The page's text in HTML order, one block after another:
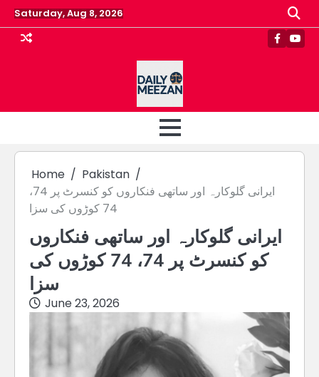
Skip
to
content
Saturday, Aug 8, 2026
Home
Pakistan
ایرانی گلوکارہ اور ساتھی فنکاروں کو کنسرٹ پر 74،
74 کوڑوں کی سزا
ایرانی گلوکارہ اور ساتھی فنکاروں
کو کنسرٹ پر 74، 74 کوڑوں کی
سزا
June 23, 2026